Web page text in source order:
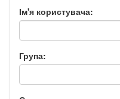
Ім'я користувача:
Група: